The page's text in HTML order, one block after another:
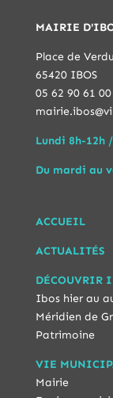
MAIRIE
Place de
65420 IBOS
05 62 90 61 00
Lundi 8h-12h
Du mardi au
ACCUEIL
ACTUALITÉS
DÉCOUVRIR
Ibos hier au
Méridien de
Patrimoine
VIE
Mairie